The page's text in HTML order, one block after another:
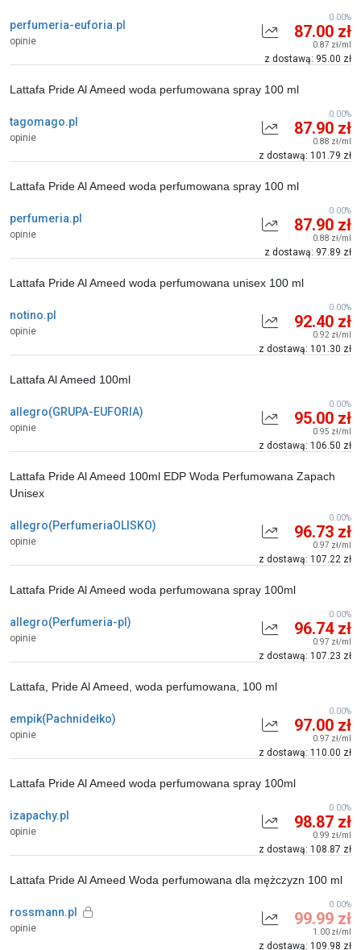
perfumeria-euforia.pl
opinie 87.00 zł
0.87 zł/ml
z dostawą: 95.00 zł
0.00%
tagomago.pl
opinie
Lattafa Pride Al Ameed woda perfumowana spray 100 ml
87.90 zł
0.88 zł/ml
z dostawą: 101.79 zł
0.00%
perfumeria.pl
opinie
Lattafa Pride Al Ameed woda perfumowana spray 100 ml
87.90 zł
0.88 zł/ml
z dostawą: 97.89 zł
0.00%
notino.pl
opinie
Lattafa Pride Al Ameed woda perfumowana unisex 100 ml
92.40 zł
0.92 zł/ml
z dostawą: 101.30 zł
0.00%
allegro(GRUPA-EUFORIA)
opinie
Lattafa Al Ameed 100ml
95.00 zł
0.95 zł/ml
z dostawą: 106.50 zł
0.00%
allegro(PerfumeriaOLISKO)
opinie
Lattafa Pride Al Ameed 100ml EDP Woda Perfumowana Zapach
Unisex
96.73 zł
0.97 zł/ml
z dostawą: 107.22 zł
0.00%
allegro(Perfumeria-pl)
opinie
Lattafa Pride Al Ameed woda perfumowana spray 100ml
96.74 zł
0.97 zł/ml
z dostawą: 107.23 zł
0.00%
empik(Pachnidełko)
opinie
Lattafa, Pride Al Ameed, woda perfumowana, 100 ml
97.00 zł
0.97 zł/ml
z dostawą: 110.00 zł
0.00%
izapachy.pl
opinie
Lattafa Pride Al Ameed woda perfumowana spray 100ml
98.87 zł
0.99 zł/ml
z dostawą: 108.87 zł
0.00%
rossmann.pl
opinie
Lattafa Pride Al Ameed Woda perfumowana dla mężczyzn 100 ml
99.99 zł
1.00 zł/ml
z dostawą: 109.98 zł
0.00%